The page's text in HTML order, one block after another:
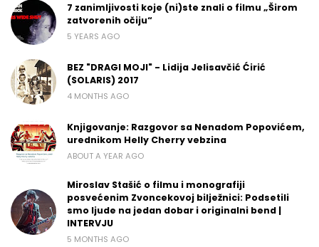
7 zanimljivosti koje (ni)ste znali o filmu „Širom
zatvorenih očiju“
5 YEARS AGO
BEZ "DRAGI MOJI" - Lidija Jelisavčić Ćirić
(SOLARIS) 2017
4 MONTHS AGO
Knjigovanje: Razgovor sa Nenadom Popovićem,
urednikom Helly Cherry vebzina
ABOUT A YEAR AGO
Miroslav Stašić o filmu i monografiji
posvećenim Zvoncekovoj bilježnici: Podsetili
smo ljude na jedan dobar i originalni bend |
INTERVJU
5 MONTHS AGO